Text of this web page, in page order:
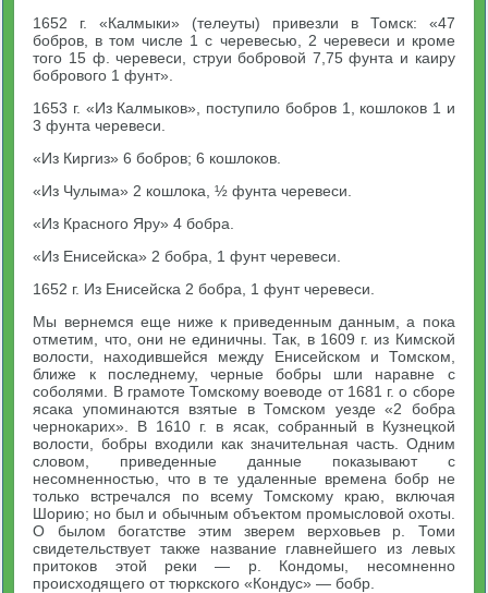
1652 г. «Калмыки» (телеуты) привезли в Томск: «47
бобров, в том числе 1 с черевесью, 2 черевеси и кроме
того 15 ф. черевеси, струи бобровой 7,75 фунта и каиру
бобрового 1 фунт».
1653 г. «Из Калмыков», поступило бобров 1, кошлоков 1 и
3 фунта черевеси.
«Из Киргиз» 6 бобров; 6 кошлоков.
«Из Чулыма» 2 кошлока, ½ фунта черевеси.
«Из Красного Яру» 4 бобра.
«Из Енисейска» 2 бобра, 1 фунт черевеси.
1652 г. Из Енисейска 2 бобра, 1 фунт черевеси.
Мы вернемся еще ниже к приведенным данным, а пока
отметим, что, они не единичны. Так, в 1609 г. из Кимской
волости, находившейся между Енисейском и Томском,
ближе к последнему, черные бобры шли наравне с
соболями. В грамоте Томскому воеводе от 1681 г. о сборе
ясака упоминаются взятые в Томском уезде «2 бобра
чернокарих». В 1610 г. в ясак, собранный в Кузнецкой
волости, бобры входили как значительная часть. Одним
словом, приведенные данные показывают с
несомненностью, что в те удаленные времена бобр не
только встречался по всему Томскому краю, включая
Шорию; но был и обычным объектом промысловой охоты.
О былом богатстве этим зверем верховьев р. Томи
свидетельствует также название главнейшего из левых
притоков этой реки — р. Кондомы, несомненно
происходящего от тюркского «Кондус» — бобр.